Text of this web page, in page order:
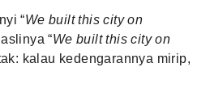
“We built this city on
“We built this city on
kalau kedengarannya mirip,